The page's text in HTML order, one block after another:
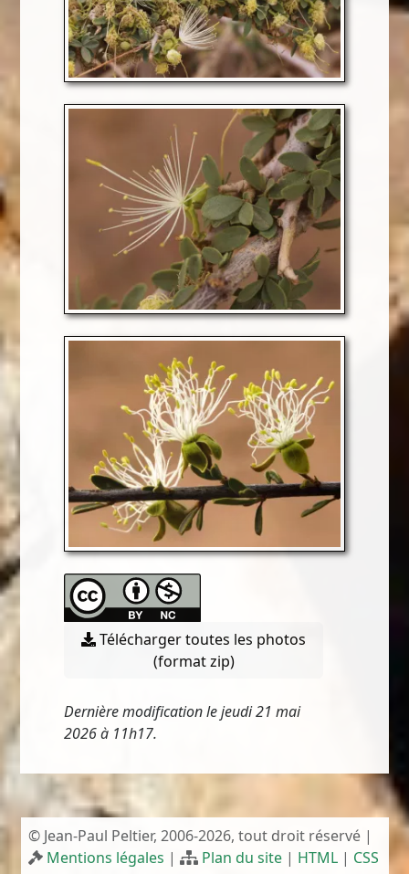
Télécharger toutes les photos
(format zip)
Dernière modification le jeudi 21 mai
2026 à 11h17.
© Jean-Paul Peltier, 2006-2026, tout droit réservé |
Mentions légales | Plan du site| HTML| CSS